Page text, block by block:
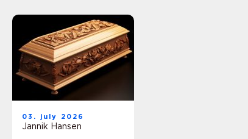
03. july 2026
Jannik Hansen